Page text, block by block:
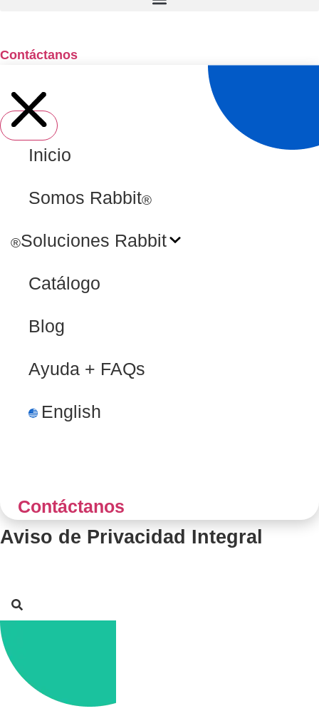
Contáctanos
Inicio
Somos Rabbit®
®Soluciones Rabbit
Catálogo
Blog
Ayuda + FAQs
En
Contáctanos
Aviso de Privacidad Integral